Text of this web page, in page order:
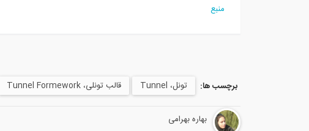
منبع
برچسب ها: تونل، Tunnel قالب تونلی، Tunnel Formework
بهاره بهرامی